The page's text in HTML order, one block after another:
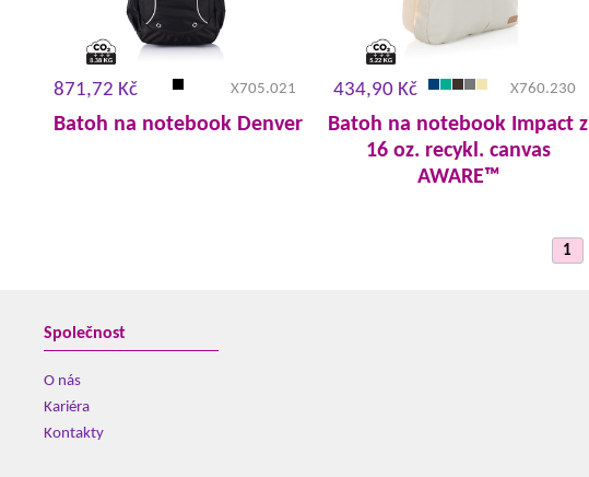
871,72 Kč X705.021
Batoh na notebook Denver
434,90 Kč X760.230
Batoh na notebook Impact z
16 oz. recykl. canvas
AWARE™
1
Společnost
O nás
Kariéra
Kontakty